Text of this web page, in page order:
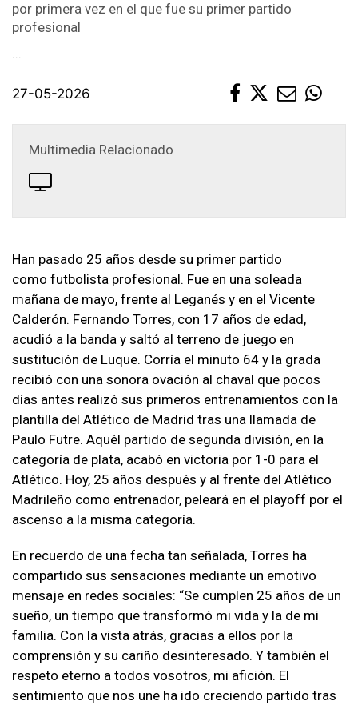
BIOGRAFÍA
LIBROS
POR ELL@S
por primera vez en el que fue su primer partido
profesional
...
27-05-2026
Multimedia Relacionado
Han pasado 25 años desde su primer partido
como futbolista profesional. Fue en una soleada
mañana de mayo, frente al Leganés y en el Vicente
Calderón. Fernando Torres, con 17 años de edad,
acudió a la banda y saltó al terreno de juego en
sustitución de Luque. Corría el minuto 64 y la grada
recibió con una sonora ovación al chaval que pocos
días antes realizó sus primeros entrenamientos con la
plantilla del Atlético de Madrid tras una llamada de
Paulo Futre. Aquél partido de segunda división, en la
categoría de plata, acabó en victoria por 1-0 para el
Atlético. Hoy, 25 años después y al frente del Atlético
Madrileño como entrenador, peleará en el playoff por el
ascenso a la misma categoría.
En recuerdo de una fecha tan señalada, Torres ha
compartido sus sensaciones mediante un emotivo
mensaje en redes sociales: “Se cumplen 25 años de un
sueño, un tiempo que transformó mi vida y la de mi
familia. Con la vista atrás, gracias a ellos por la
comprensión y su cariño desinteresado. Y también el
respeto eterno a todos vosotros, mi afición. El
sentimiento que nos une ha ido creciendo partido tras